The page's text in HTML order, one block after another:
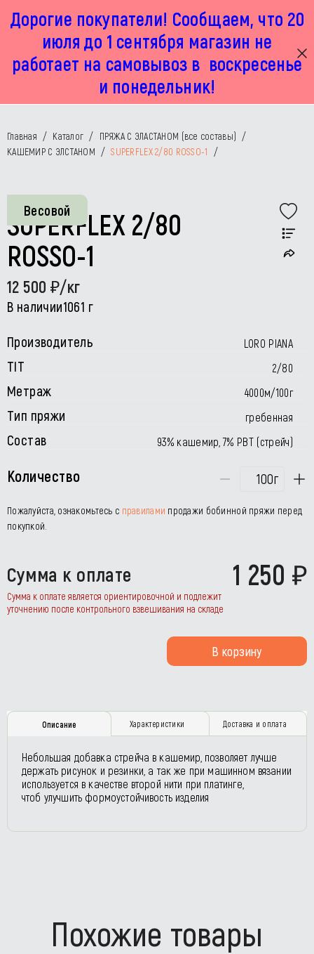
Дорогие покупатели! Сообщаем, что 20
июля до 1 сентября магазин не
работает на самовывоз в воскресенье
и понедельник!
г. Москва, Маленковская 32 стр 2А
пн-пт с 11:00 до 19:00, сб с 11:00 до 17:00
+7 925 449 67 92
Главная / Каталог / ПРЯЖА С ЭЛАСТАНОМ (все составы) /
КАШЕМИР С ЭЛСТАНОМ / SUPERFLEX 2/80 ROSSO-1 /
Весовой
SUPERFLEX 2/80
ROSSO-1
12 500 /кг
В наличии1061 г
Производитель LORO PIANA
TIT 2/80
Метраж 4000м/100г
Тип пряжи гребенная
Состав 93% кашемир, 7% PBT (стрейч)
Количество г
Пожалуйста, ознакомьтесь с правилами продажи бобинной пряжи перед
покупкой.
Сумма к оплате 1 250
Сумма к оплате является ориентировочной и подлежит
уточнению после контрольного взвешивания на складе
В корзину
Описание Характеристики Доставка и оплата
Небольшая добавка стрейча в кашемир, позволяет лучше
держать рисунок и резинки, а так же при машинном вязании
используется в качестве второй нити при платинге,
чтоб улучшить формоустойчивость изделия
Похожие товары